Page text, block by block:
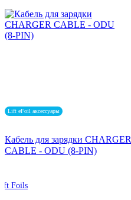
Lift eFoil аксессуары
Кабель для зарядки CHARGER
CABLE - ODU (8-PIN)
Foils